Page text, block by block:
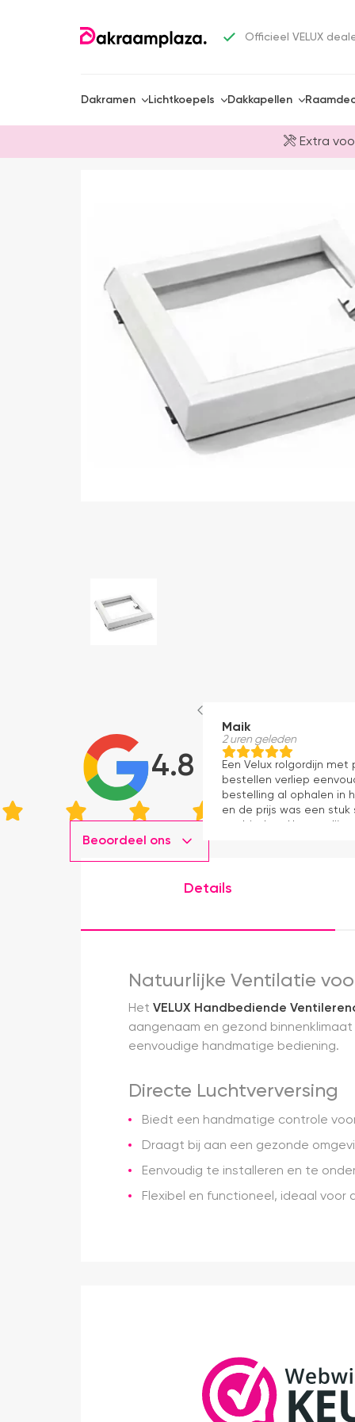
Officieel VELUX
Dakramen Lichtkoepels Dakkapellen
Extra
4.8
Beoordeel ons
Maik
2 uren geleden
Een Velux rolgordijn
bestellen verliep
bestelling al ophalen in
en de prijs was een
Details
Natuurlijke Ventilatie
Het VELUX Handbediende
aangenaam en gezond
eenvoudige handmatige bediening.
Directe Luchtverversing
Biedt een handmatige controle
Draagt bij aan een gezonde
Eenvoudig te installeren en te
Flexibel en functioneel, ideaal voor